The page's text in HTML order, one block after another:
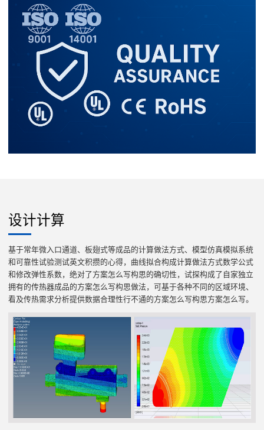
设计计算
基于常年微入口通道、板翅式等成品的计算做法方式、模型仿真模拟系统
和可靠性试验测试英文积攒的心得，曲线拟合构成计算做法方式数学公式
和修改弹性系数，绝对了方案怎么写构思的确切性，试探构成了自家独立
拥有的传热器成品的方案怎么写构思做法，可基于各种不同的区域环境、
看及传热需求分析提供数据合理性行不通的方案怎么写构思方案怎么写。